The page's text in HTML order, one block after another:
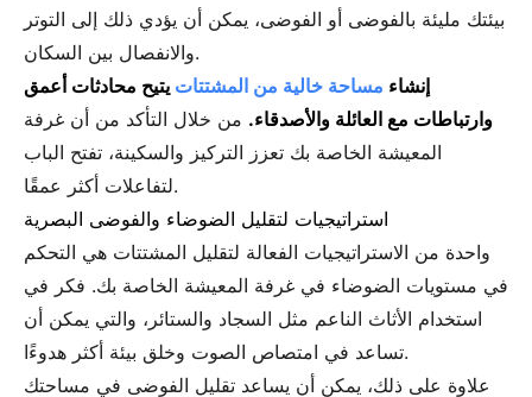
بيئتك مليئة بالفوضى أو الفوضى، يمكن أن يؤدي ذلك إلى التوتر
والانفصال بين السكان.
إنشاء مساحة خالية من المشتتات يتيح محادثات أعمق
وارتباطات مع العائلة والأصدقاء. من خلال التأكد من أن غرفة
المعيشة الخاصة بك تعزز التركيز والسكينة، تفتح الباب
لتفاعلات أكثر عمقًا.
استراتيجيات لتقليل الضوضاء والفوضى البصرية
واحدة من الاستراتيجيات الفعالة لتقليل المشتتات هي التحكم
في مستويات الضوضاء في غرفة المعيشة الخاصة بك. فكر في
استخدام الأثاث الناعم مثل السجاد والستائر، والتي يمكن أن
تساعد في امتصاص الصوت وخلق بيئة أكثر هدوءًا.
علاوة على ذلك، يمكن أن يساعد تقليل الفوضى في مساحتك